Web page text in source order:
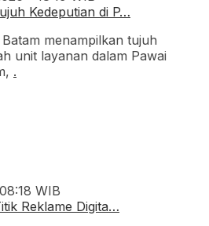
Kedeputian di P…
menampilkan tujuh
unit layanan dalam Pawai
.
WIB
Reklame Digita…